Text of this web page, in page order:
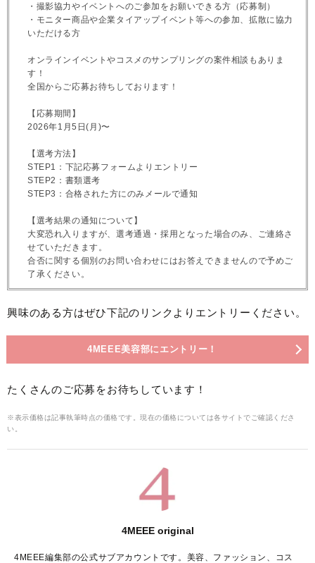
・撮影協力やイベントへのご参加をお願いできる方（応募制）
・モニター商品や企業タイアップイベント等への参加、拡散に協力
いただける方
オンラインイベントやコスメのサンプリングの案件相談もありま
す！
全国からご応募お待ちしております！
【応募期間】
2026年1月5日(月)〜
【選考方法】
STEP1：下記応募フォームよりエントリー
STEP2：書類選考
STEP3：合格された方にのみメールで通知
【選考結果の通知について】
大変恐れ入りますが、選考通過・採用となった場合のみ、ご連絡さ
せていただきます。
合否に関する個別のお問い合わせにはお答えできませんので予めご
了承ください。
興味のある方はぜひ下記のリンクよりエントリーください。
4MEEE美容部にエントリー！
たくさんのご応募をお待ちしています！
※表示価格は記事執筆時点の価格です。現在の価格については各サイトでご確認くださ
い。
4MEEE original
4MEEE編集部の公式サブアカウントです。美容、ファッション、コス